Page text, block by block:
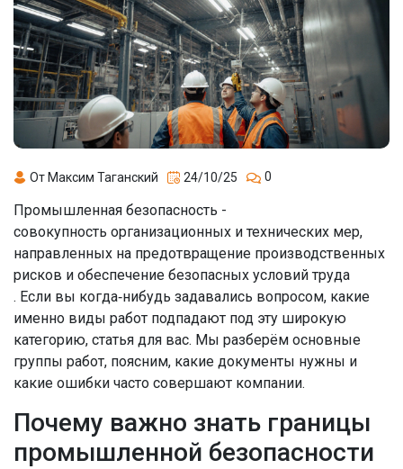
От Максим Таганский 24/10/25 0
Промышленная безопасность -
совокупность организационных и технических мер,
направленных на предотвращение производственных
рисков и обеспечение безопасных условий труда
. Если вы когда‑нибудь задавались вопросом, какие
именно виды работ подпадают под эту широкую
категорию, статья для вас. Мы разберём основные
группы работ, поясним, какие документы нужны и
какие ошибки часто совершают компании.
Почему важно знать границы
промышленной безопасности